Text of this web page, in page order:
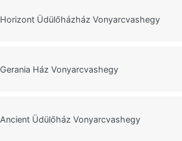
Horizont Üdülőházház Vonyarcvashegy
Gerania Ház Vonyarcvashegy
Ancient Üdülőház Vonyarcvashegy